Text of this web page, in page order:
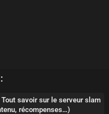
Tout savoir sur le serveur slam
récompenses…)